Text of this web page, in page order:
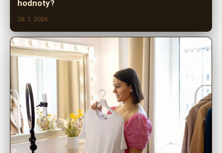
hodnoty?
28. 1. 2026